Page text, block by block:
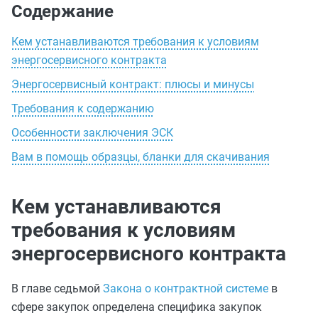
Содержание
Кем устанавливаются требования к условиям
энергосервисного контракта
Энергосервисный контракт: плюсы и минусы
Требования к содержанию
Особенности заключения ЭСК
Вам в помощь образцы, бланки для скачивания
Кем устанавливаются
требования к условиям
энергосервисного контракта
В главе седьмой Закона о контрактной системе в
сфере закупок определена специфика закупок